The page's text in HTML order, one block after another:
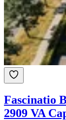
Fascinatio
2909 VA